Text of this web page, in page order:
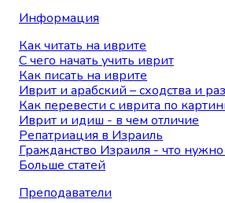
Информация
Как читать на иврите
С чего начать учить иврит
Как писать на иврите
Иврит и арабский – сходства и
Как перевести с иврита по
Иврит и идиш - в чем отличие
Репатриация в Израиль
Гражданство Израиля - что
Больше статей
Преподаватели